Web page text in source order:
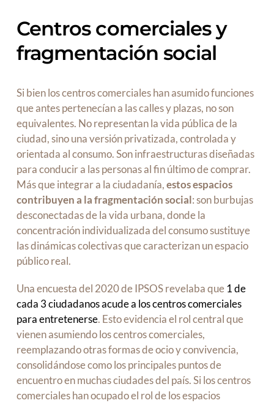
Centros comerciales y
fragmentación social
Si bien los centros comerciales han asumido funciones
que antes pertenecían a las calles y plazas, no son
equivalentes. No representan la vida pública de la
ciudad, sino una versión privatizada, controlada y
orientada al consumo. Son infraestructuras diseñadas
para conducir a las personas al fin último de comprar.
Más que integrar a la ciudadanía,estos espacios
contribuyen a la fragmentación social: son burbujas
desconectadas de la vida urbana, donde la
concentración individualizada del consumo sustituye
las dinámicas colectivas que caracterizan un espacio
público real.
Una encuesta del 2020 de IPSOS revelaba que1 de
cada 3 ciudadanos acude a los centros comerciales
para entretenerse. Esto evidencia el rol central que
vienen asumiendo los centros comerciales,
reemplazando otras formas de ocio y convivencia,
consolidándose como los principales puntos de
encuentro en muchas ciudades del país. Si los centros
comerciales han ocupado el rol de los espacios